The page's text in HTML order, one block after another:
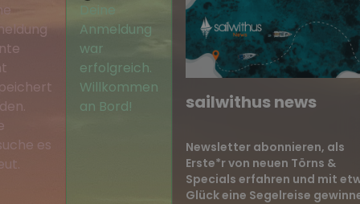
es
Deine
Anmeldung
war
erfolgreich.
Willkommen
an Bord!
sailwithus news
Newsletter abonnieren, als
Erste*r von neuen Törns &
Specials erfahren und mit
Glück eine Segelreise